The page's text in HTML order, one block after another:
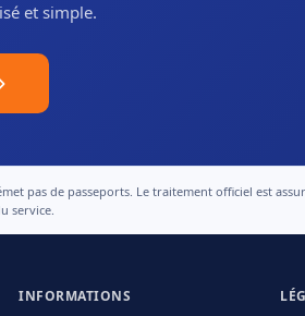
et simple.
pas de passeports. Le traitement officiel est
service.
INFORMATIONS